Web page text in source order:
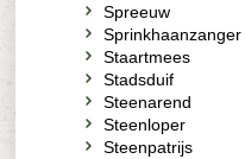
Spreeuw
Sprinkhaanzanger
Staartmees
Stadsduif
Steenarend
Steenloper
Steenpatrijs